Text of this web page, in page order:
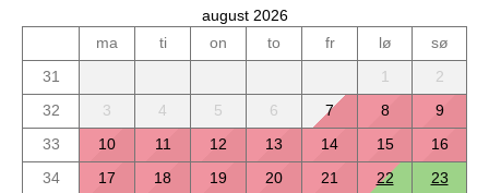
august 2026
ma
ti on to fr lø
sø
31
1
2
32
3 4 5 6 7 8
9
33
10 11 12 13 14 15
16
34
17 18 19 20 21 22
23